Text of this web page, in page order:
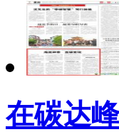
在碳达